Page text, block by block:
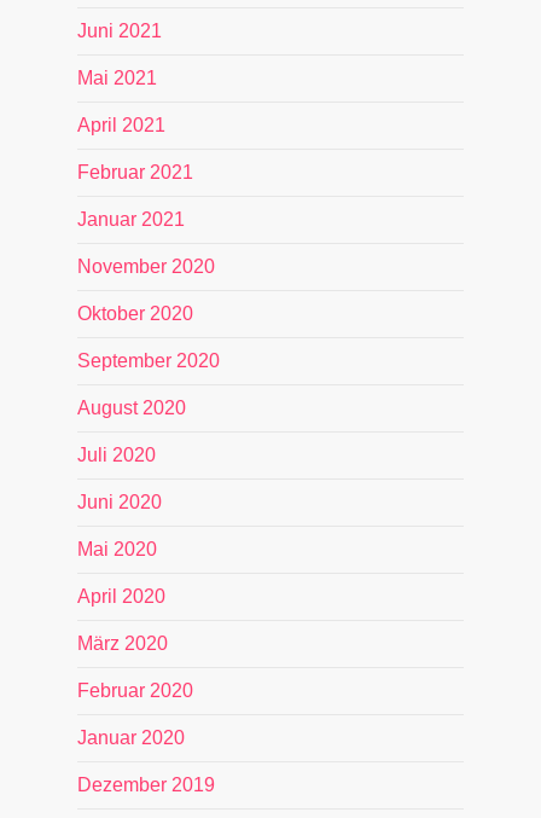
Juni 2021
Mai 2021
April 2021
Februar 2021
Januar 2021
November 2020
Oktober 2020
September 2020
August 2020
Juli 2020
Juni 2020
Mai 2020
April 2020
März 2020
Februar 2020
Januar 2020
Dezember 2019